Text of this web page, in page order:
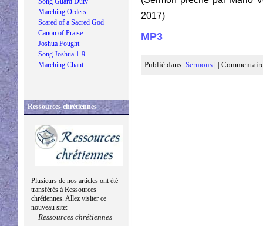
Marching Orders
Scared of a Sacred God
Canon of Praise
Joshua Fought
Song Joshua 1-9
Marching Chant
Ressources chrétiennes
Plusieurs de nos articles ont été
transférés à Ressources
chrétiennes. Allez visiter ce
nouveau site:
Ressources chrétiennes
2017)
MP3
Publié dans: Sermons | |